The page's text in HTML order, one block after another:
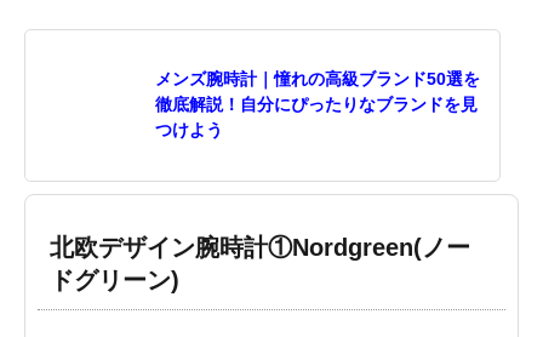
メンズ腕時計｜憧れの高級ブランド50選を
徹底解説！自分にぴったりなブランドを見
つけよう
北欧デザイン腕時計①Nordgreen(ノー
ドグリーン)